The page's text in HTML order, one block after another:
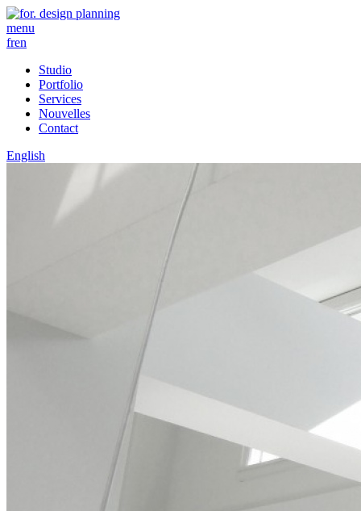
menu
fren
Studio
Portfolio
Services
Nouvelles
Contact
English